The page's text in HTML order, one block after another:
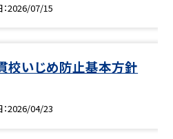
2026/07/15
校いじめ防止基本方針
2026/04/23